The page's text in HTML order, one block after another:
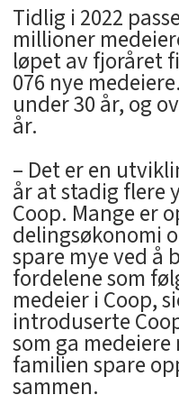
Tidlig i 2022
millioner
løpet av fjoråret
076 nye
under 30 år, og
år.
– Det er en
år at stadig flere
Coop. Mange er
delingsøkonomi
spare mye ved å
fordelene som
medeier i Coop,
introduserte
som ga
familien spare
sammen.